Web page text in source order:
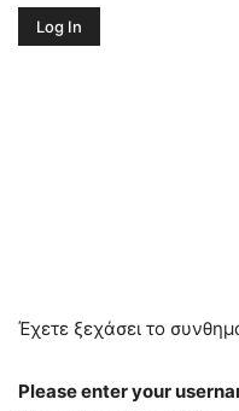
Έχετε ξεχάσει το
Please enter your